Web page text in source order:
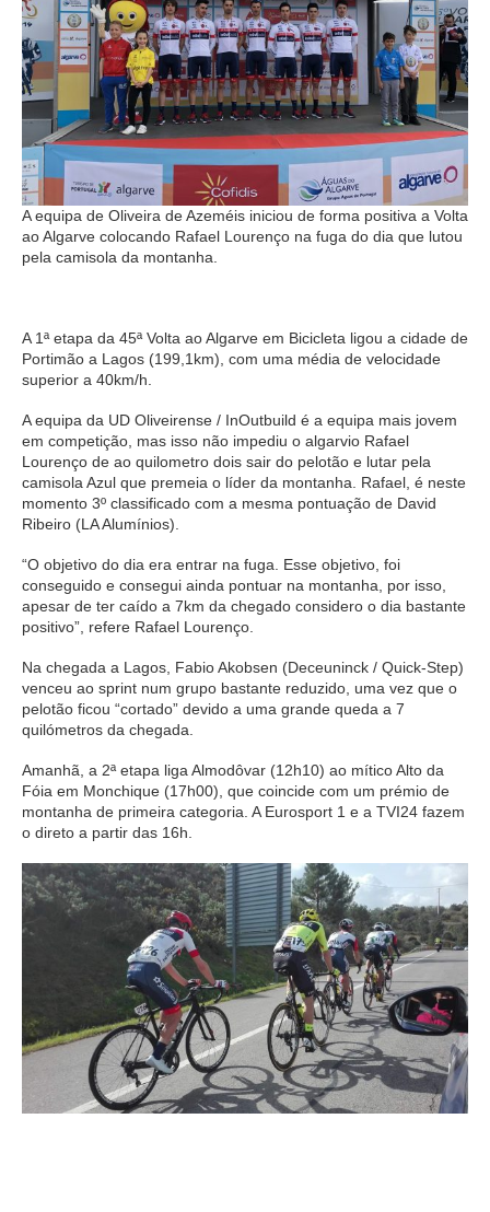
A equipa de Oliveira de Azeméis iniciou de forma positiva a Volta
ao Algarve colocando Rafael Lourenço na fuga do dia que lutou
pela camisola da montanha.
A 1ª etapa da 45ª Volta ao Algarve em Bicicleta ligou a cidade de
Portimão a Lagos (199,1km), com uma média de velocidade
superior a 40km/h.
A equipa da UD Oliveirense / InOutbuild é a equipa mais jovem
em competição, mas isso não impediu o algarvio Rafael
Lourenço de ao quilometro dois sair do pelotão e lutar pela
camisola Azul que premeia o líder da montanha. Rafael, é neste
momento 3º classificado com a mesma pontuação de David
Ribeiro (LA Alumínios).
“O objetivo do dia era entrar na fuga. Esse objetivo, foi
conseguido e consegui ainda pontuar na montanha, por isso,
apesar de ter caído a 7km da chegado considero o dia bastante
positivo”, refere Rafael Lourenço.
Na chegada a Lagos, Fabio Akobsen (Deceuninck / Quick-Step)
venceu ao sprint num grupo bastante reduzido, uma vez que o
pelotão ficou “cortado” devido a uma grande queda a 7
quilómetros da chegada.
Amanhã, a 2ª etapa liga Almodôvar (12h10) ao mítico Alto da
Fóia em Monchique (17h00), que coincide com um prémio de
montanha de primeira categoria. A Eurosport 1 e a TVI24 fazem
o direto a partir das 16h.